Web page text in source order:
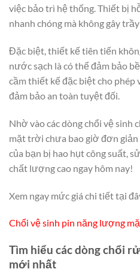
việc bảo trì hệ thống. Thiết bị
nhanh chóng mà không gây
Đặc biệt, thiết kế tiên tiến
nước sạch là có thể đảm bảo
cầm thiết kế đặc biệt cho phép
đảm bảo an toàn tuyệt đối.
Nhờ vào các dòng chổi vệ sinh
mặt trời chưa bao giờ đơn
của bạn bị hao hụt công suất,
chất lượng cao ngay hôm nay!
Xem ngay mức giá chi tiết tại
Chổi vệ sinh pin năng lượng
Tìm hiểu các dòng chổi
mới nhất